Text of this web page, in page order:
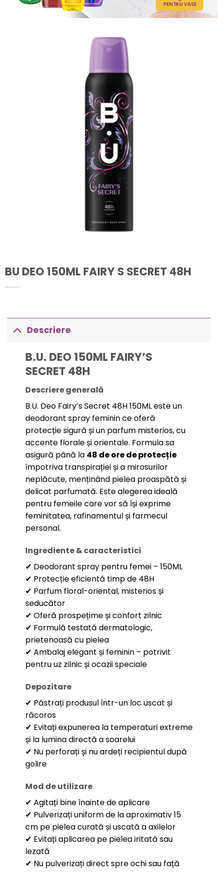
BU DEO 150ML FAIRY S SECRET 48H
Descriere
B.U. DEO 150ML FAIRY’S
SECRET 48H
Descriere generală
B.U. Deo Fairy’s Secret 48H 150ML este un
deodorant spray feminin ce oferă
protecție sigură și un parfum misterios, cu
accente florale și orientale. Formula sa
asigură până la 48 de ore de protecție
împotriva transpirației și a mirosurilor
neplăcute, menținând pielea proaspătă și
delicat parfumată. Este alegerea ideală
pentru femeile care vor să își exprime
feminitatea, rafinamentul și farmecul
personal.
Ingrediente & caracteristici
✔ Deodorant spray pentru femei – 150ML
✔ Protecție eficientă timp de 48H
✔ Parfum floral-oriental, misterios și
seducător
✔ Oferă prospețime și confort zilnic
✔ Formulă testată dermatologic,
prietenoasă cu pielea
✔ Ambalaj elegant și feminin – potrivit
pentru uz zilnic și ocazii speciale
Depozitare
✔ Păstrați produsul într-un loc uscat și
răcoros
✔ Evitați expunerea la temperaturi extreme
și la lumina directă a soarelui
✔ Nu perforați și nu ardeți recipientul după
golire
Mod de utilizare
✔ Agitați bine înainte de aplicare
✔ Pulverizați uniform de la aproximativ 15
cm pe pielea curată și uscată a axilelor
✔ Evitați aplicarea pe pielea iritată sau
lezată
✔ Nu pulverizați direct spre ochi sau față